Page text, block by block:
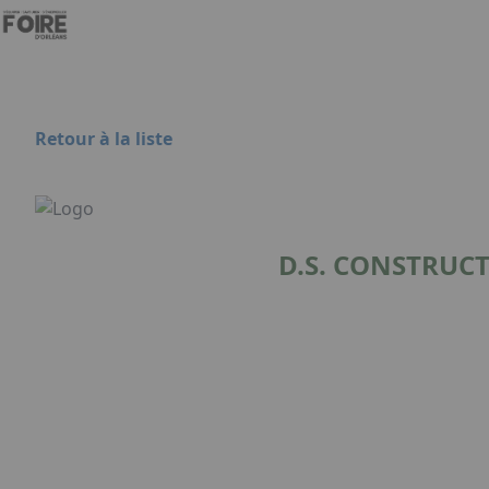
Aller au contenu principal
Retour à la liste
D.S.
Panneau de gestion des cookies